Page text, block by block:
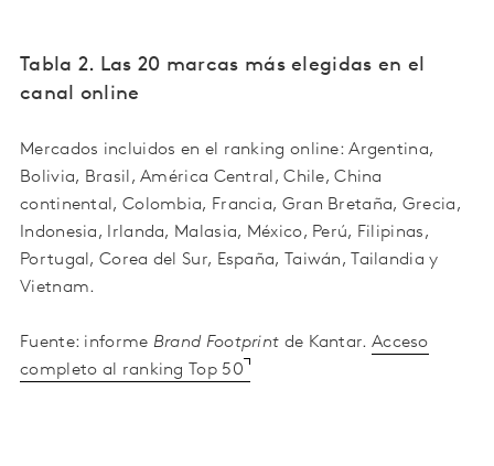
Tabla 2. Las 20 marcas más elegidas en el
canal online
Mercados incluidos en el ranking online: Argentina,
Bolivia, Brasil, América Central, Chile, China
continental, Colombia, Francia, Gran Bretaña, Grecia,
Indonesia, Irlanda, Malasia, México, Perú, Filipinas,
Portugal, Corea del Sur, España, Taiwán, Tailandia y
Vietnam.
Fuente: informe Brand Footprint de Kantar. Acceso
completo al ranking Top 50